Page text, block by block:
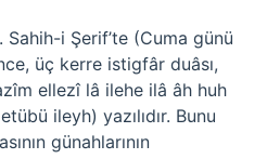
i Şerif’te (Cuma günü
üç kerre istigfâr duâsı,
ellezî lâ ilehe ilâ âh huh
ileyh) yazılıdır. Bunu
günahlarının